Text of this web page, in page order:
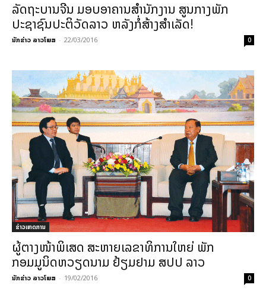
ລັດຖະບານຈີນ ມອບອາຄານສຳນັກງານ ສູນກາງພັກ
ປະຊາຊົນປະຕິວັດລາວ ຫລັງກໍ່ສ້າງສຳເລັດ!
ນັກຂ່າວ ລາວໂພສ - 22/03/2016 0
ຂ່າວເຫດການ
ຜູ້ຕາງໜ້າພິເສດ ສະຫາຍເລຂາທິການໃຫຍ່ ພັກ
ກອມມູນິດຫວຽດນາມ ຢ້ຽມຢາມ ສປປ ລາວ
ນັກຂ່າວ ລາວໂພສ - 19/02/2016 0